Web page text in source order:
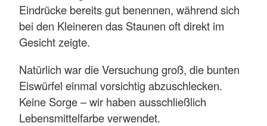
Eindrücke bereits gut benennen, während sich
bei den Kleineren das Staunen oft direkt im
Gesicht zeigte.
Natürlich war die Versuchung groß, die bunten
Eiswürfel einmal vorsichtig abzuschlecken.
Keine Sorge – wir haben ausschließlich
Lebensmittelfarbe verwendet.